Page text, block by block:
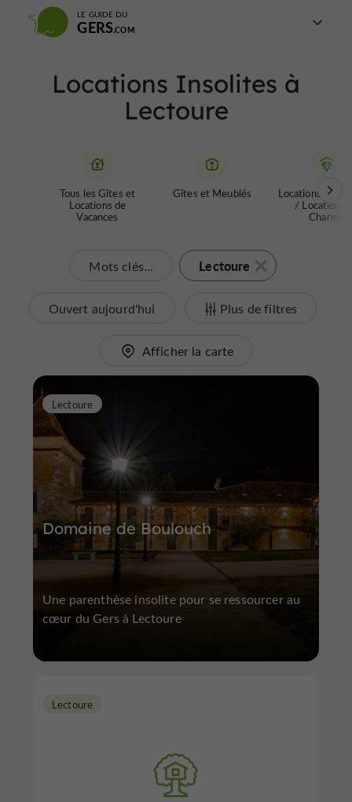
LE GUIDE DU
GERS
Locations Insolites à
Lectoure
Tous les Gîtes et
Locations de
Vacances
Gîtes et Meublés
Locations de
/ Locations
Charme
Mots clés... Lectoure
Ouvert aujourd'hui Plus de filtres
Afficher la carte
Domaine de Boulouch
Lectoure
Une parenthèse insolite pour se ressourcer au
cœur du Gers à Lectoure
Lectoure